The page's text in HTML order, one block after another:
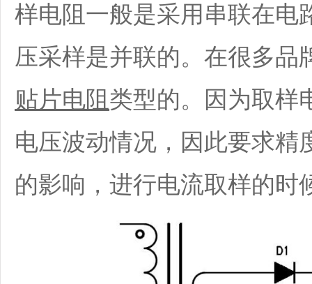
样电阻一般是采用串联在电
压采样是并联的。在很多品
贴片电阻 类型的。因为取样
电压波动情况，因此要求精
的影响，进行电流取样的时